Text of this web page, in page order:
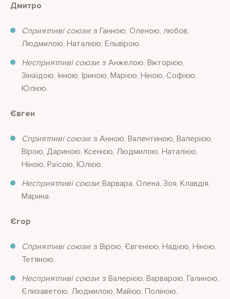
Дмитро
Сприятливі союзи: з Ганною, Оленою, любов,
Людмилою, Наталією, Ельвірою.
Несприятливі союзи: з Анжелою, Вікторією,
Зінаїдою, Інною, Іриною, Марією, Ніною, Софією,
Юлією.
Євген
Сприятливі союзи: з Анною, Валентиною, Валерією,
Вірою, Дариною, Ксенією, Людмилою, Наталією,
Ніною, Раїсою, Юлією.
Несприятливі союзи: Варвара, Олена, Зоя, Клавдія,
Марина.
Єгор
Сприятливі союзи: з Вірою, Євгенією, Надією, Ніною,
Тетяною.
Несприятливі союзи: з Валерією, Варварою, Галиною,
Єлизаветою, Людмилою, Майєю, Поліною.